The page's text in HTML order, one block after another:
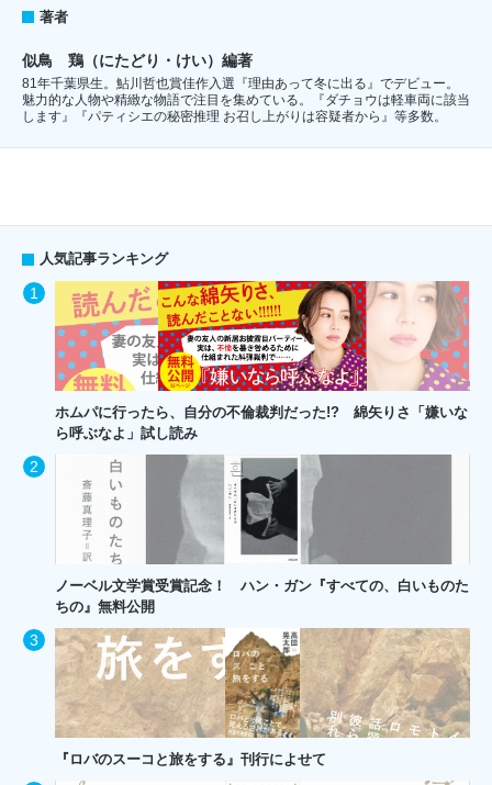
著者
似鳥 鶏（にたどり・けい）編著
81年千葉県生。鮎川哲也賞佳作入選『理由あって冬に出る』でデビュー。
魅力的な人物や精緻な物語で注目を集めている。『ダチョウは軽車両に該当
します』『パティシエの秘密推理 お召し上がりは容疑者から』等多数。
人気記事ランキング
ホムパに行ったら、自分の不倫裁判だった!? 綿矢りさ「嫌いな
ら呼ぶなよ」試し読み
ノーベル文学賞受賞記念！ ハン・ガン『すべての、白いものた
ちの』無料公開
『ロバのスーコと旅をする』刊行によせて